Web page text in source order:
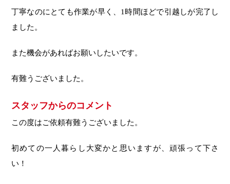
丁寧なのにとても作業が早く、1時間ほどで引越しが完了し
ました。
また機会があればお願いしたいです。
有難うございました。
スタッフからのコメント
この度はご依頼有難うございました。
初めての一人暮らし大変かと思いますが、頑張って下さ
い！